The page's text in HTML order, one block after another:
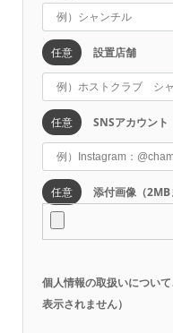
任意 設置店舗
任意 SNSアカウント
任意 添付画像（2MB
個人情報の取扱いについ
表示されません）